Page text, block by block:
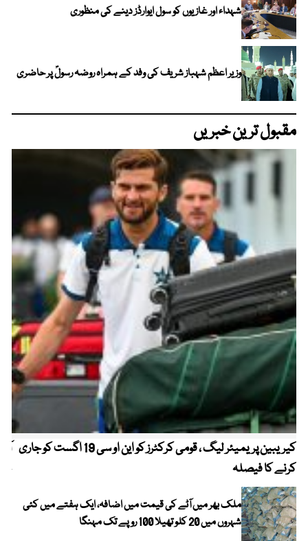
شہداء اور غازیوں کو سول ایوارڈز دینے کی منظوری
وزیر اعظم شہباز شریف کی وفد کے ہمراہ روضہ رسولؐ پر حاضری
مقبول ترین خبریں
کیریبین پریمیئر لیگ ، قومی کرکٹرز کو این او سی 19 اگست کو جاری
کرنے کا فیصلہ
ملک بھر میں آٹے کی قیمت میں اضافہ، ایک ہفتے میں کئی
شہروں میں 20 کلو تھیلا 100 روپے تک مہنگا